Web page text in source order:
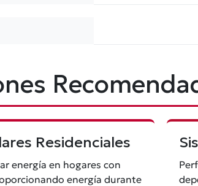
Residenciales
energía en hogares con
energía durante